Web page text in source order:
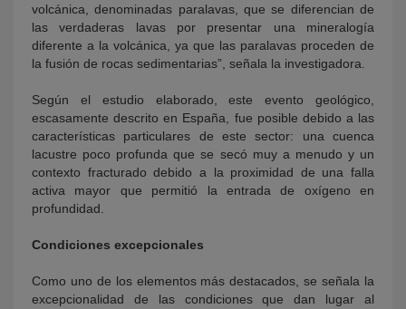
volcánica, denominadas paralavas, que se diferencian de
las verdaderas lavas por presentar una mineralogía
diferente a la volcánica, ya que las paralavas proceden de
la fusión de rocas sedimentarias”, señala la investigadora.
Según el estudio elaborado, este evento geológico,
escasamente descrito en España, fue posible debido a las
características particulares de este sector: una cuenca
lacustre poco profunda que se secó muy a menudo y un
contexto fracturado debido a la proximidad de una falla
activa mayor que permitió la entrada de oxígeno en
profundidad.
Condiciones excepcionales
Como uno de los elementos más destacados, se señala la
excepcionalidad de las condiciones que dan lugar al